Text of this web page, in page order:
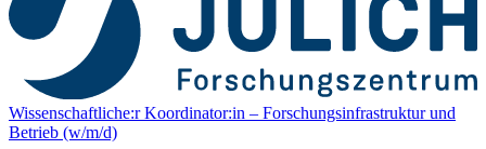
Wissenschaftliche:r Koordinator:in – Forschungs­infrastruktur und
Betrieb (w/m/d)